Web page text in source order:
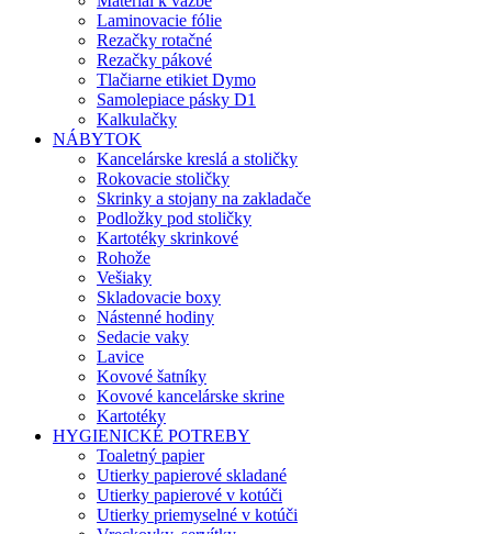
Laminovacie fólie
Rezačky rotačné
Rezačky pákové
Tlačiarne etikiet Dymo
Samolepiace pásky D1
Kalkulačky
NÁBYTOK
Kancelárske kreslá a stoličky
Rokovacie stoličky
Skrinky a stojany na zakladače
Podložky pod stoličky
Kartotéky skrinkové
Rohože
Vešiaky
Skladovacie boxy
Nástenné hodiny
Sedacie vaky
Lavice
Kovové šatníky
Kovové kancelárske skrine
Kartotéky
HYGIENICKÉ POTREBY
Toaletný papier
Utierky papierové skladané
Utierky papierové v kotúči
Utierky priemyselné v kotúči